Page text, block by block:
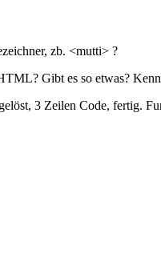
zb. <mutti> ?
Gibt es so etwas?
3 Zeilen Code, fertig.